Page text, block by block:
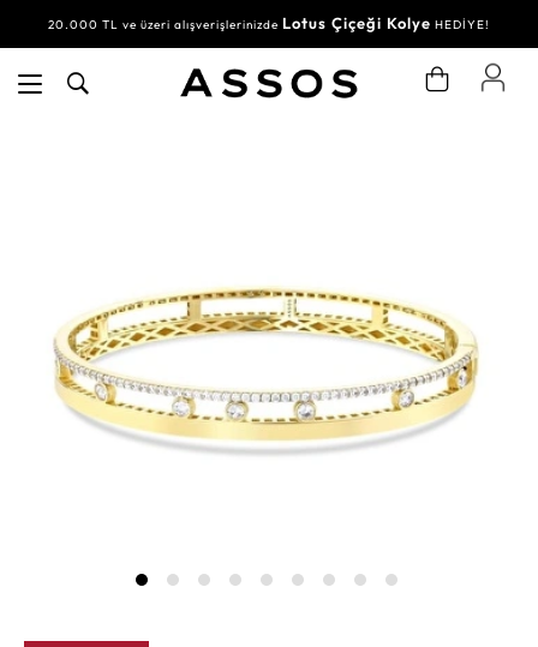
20.000 TL ve üzeri alışverişlerinizde Lotus Çiçeği Kolye HEDİYE!